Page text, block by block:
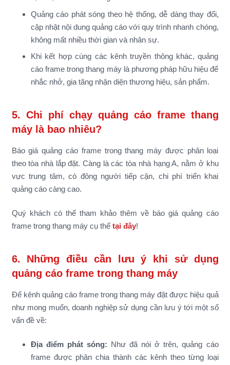
Quảng cáo phát sóng theo hệ thống, dễ dàng thay đổi,
cập nhật nội dung quảng cáo với quy trình nhanh chóng,
không mất nhiều thời gian và nhân sự.
Khi kết hợp cùng các kênh truyền thông khác, quảng
cáo frame trong thang máy là phương pháp hữu hiệu để
nhắc nhở, gia tăng nhận diện thương hiệu, sản phẩm.
5. Chi phí chạy quảng cáo frame thang
máy là bao nhiêu?
Báo giá quảng cáo frame trong thang máy được phân loại
theo tòa nhà lắp đặt. Càng là các tòa nhà hạng A, nằm ở khu
vực trung tâm, có đông người tiếp cận, chi phí triển khai
quảng cáo càng cao.
Quý khách có thể tham khảo thêm về báo giá quảng cáo
frame trong thang máy cụ thể tại đây!
6. Những điều cần lưu ý khi sử dụng
quảng cáo frame trong thang máy
Để kênh quảng cáo frame trong thang máy đặt được hiệu quả
như mong muốn, doanh nghiệp sử dụng cần lưu ý tới một số
vấn đề về:
Địa điểm phát sóng: Như đã nói ở trên, quảng cáo
frame được phân chia thành các kênh theo từng loại